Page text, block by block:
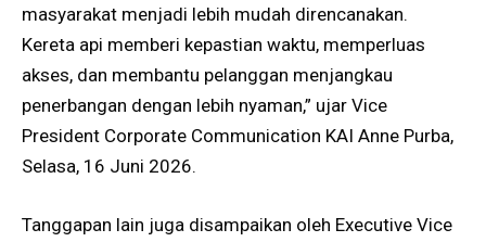
masyarakat menjadi lebih mudah direncanakan.
Kereta api memberi kepastian waktu, memperluas
akses, dan membantu pelanggan menjangkau
penerbangan dengan lebih nyaman,” ujar Vice
President Corporate Communication KAI Anne Purba,
Selasa, 16 Juni 2026.
Tanggapan lain juga disampaikan oleh Executive Vice